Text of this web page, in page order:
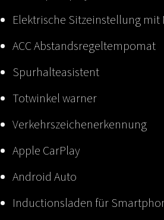
Elektrische Sitzeinstellung
ACC Abstandsregeltempomat
Spurhalteasistent
Totwinkel warner
Verkehrszeichenerkennung
Apple CarPlay
Android Auto
Inductionsladen für